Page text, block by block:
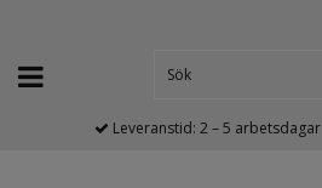
Leveranstid: 2 – 5 arbetsdagar